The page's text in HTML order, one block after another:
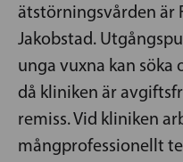
ätstörningsvården är
Jakobstad.
unga vuxna kan söka
då kliniken är
remiss. Vid kliniken
mångprofessionellt